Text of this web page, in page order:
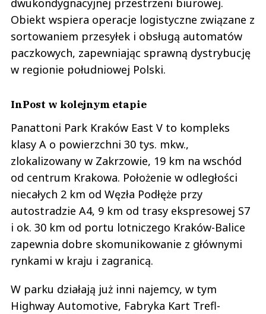
Obiekt wspiera operacje logistyczne związane z
sortowaniem przesyłek i obsługą automatów
paczkowych, zapewniając sprawną dystrybucję
w regionie południowej Polski.
InPost w kolejnym etapie
Panattoni Park Kraków East V to kompleks
klasy A o powierzchni 30 tys. mkw.,
zlokalizowany w Zakrzowie, 19 km na wschód
od centrum Krakowa. Położenie w odległości
niecałych 2 km od Węzła Podłęże przy
autostradzie A4, 9 km od trasy ekspresowej S7
i ok. 30 km od portu lotniczego Kraków-Balice
zapewnia dobre skomunikowanie z głównymi
rynkami w kraju i zagranicą.
W parku działają już inni najemcy, w tym
Highway Automotive, Fabryka Kart Trefl-